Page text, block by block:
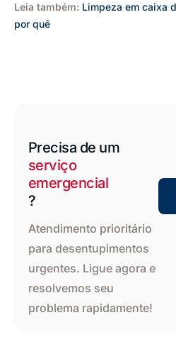
Leia também: Limpeza em caixa
por quê
Precisa de um
serviço
emergencial
?
Atendimento prioritário
para desentupimentos
urgentes. Ligue agora e
resolvemos seu
problema rapidamente!